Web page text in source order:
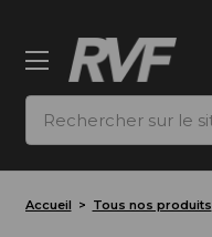
Accueil Tous nos produits